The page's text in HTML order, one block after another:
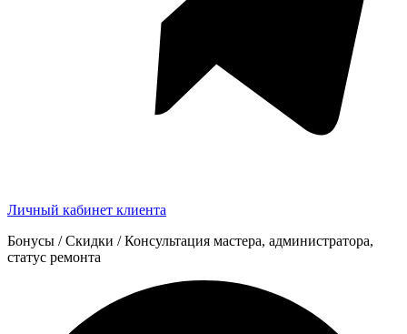
Личный кабинет клиента
Бонусы / Скидки / Консультация мастера, администратора,
статус ремонта